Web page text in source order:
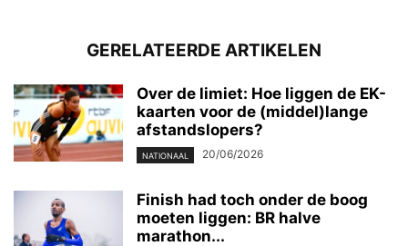
GERELATEERDE ARTIKELEN
Over de limiet: Hoe liggen de EK-
kaarten voor de (middel)lange
afstandslopers?
NATIONAAL 20/06/2026
Finish had toch onder de boog
moeten liggen: BR halve
marathon...